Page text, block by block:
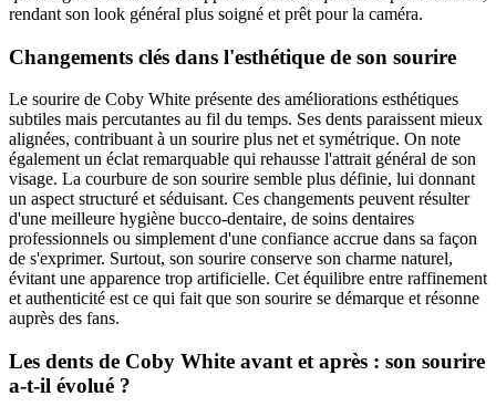
rendant son look général plus soigné et prêt pour la caméra.
Changements clés dans l'esthétique de son sourire
Le sourire de Coby White présente des améliorations esthétiques
subtiles mais percutantes au fil du temps. Ses dents paraissent mieux
alignées, contribuant à un sourire plus net et symétrique. On note
également un éclat remarquable qui rehausse l'attrait général de son
visage. La courbure de son sourire semble plus définie, lui donnant
un aspect structuré et séduisant. Ces changements peuvent résulter
d'une meilleure hygiène bucco-dentaire, de soins dentaires
professionnels ou simplement d'une confiance accrue dans sa façon
de s'exprimer. Surtout, son sourire conserve son charme naturel,
évitant une apparence trop artificielle. Cet équilibre entre raffinement
et authenticité est ce qui fait que son sourire se démarque et résonne
auprès des fans.
Les dents de Coby White avant et après : son sourire
a-t-il évolué ?